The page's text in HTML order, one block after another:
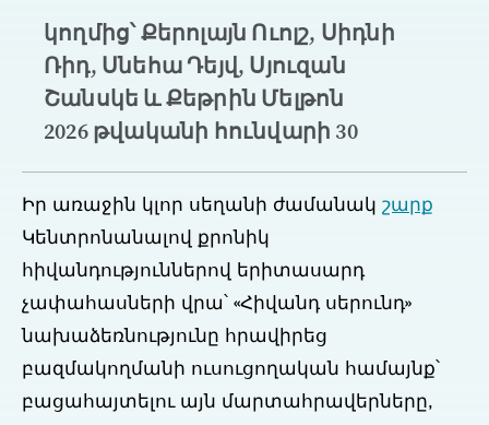
կողմից՝ Քերոլայն Ուոլշ, Սիդնի
Ռիդ, Սնեհա Դեյվ, Սյուզան
Շանսկե և Քեթրին Մելթոն
2026 թվականի հունվարի 30
Իր առաջին կլոր սեղանի ժամանակ շարք
Կենտրոնանալով քրոնիկ
հիվանդություններով երիտասարդ
չափահասների վրա՝ «Հիվանդ սերունդ»
նախաձեռնությունը հրավիրեց
բազմակողմանի ուսուցողական համայնք՝
բացահայտելու այն մարտահրավերները,